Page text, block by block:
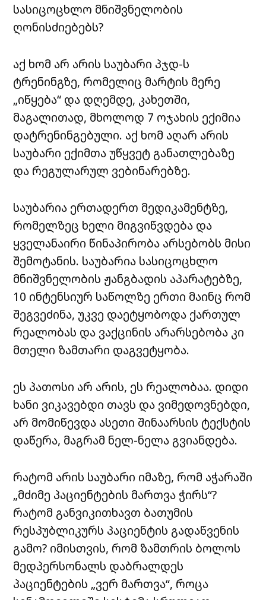
სასიცოცხლო მნიშვნელობის
ღონისძიებებს?
აქ ხომ არ არის საუბარი პჯდ-ს
ტრენინგზე, რომელიც მარტის მერე
„იწყება“ და დღემდე, კახეთში,
მაგალითად, მხოლოდ 7 ოჯახის ექიმია
დატრენინგებული. აქ ხომ აღარ არის
საუბარი ექიმთა უწყვეტ განათლებაზე
და რეგულარულ ვებინარებზე.
საუბარია ერთადერთ მედიკამენტზე,
რომელზეც ხელი მიგვიწვდება და
ყველანაირი წინაპირობა არსებობს მისი
შემოტანის. საუბარია სასიცოცხლო
მნიშვნელობის ჟანგბადის აპარატებზე,
10 ინტენსიურ საწოლზე ერთი მაინც რომ
შეგვეძინა, უკვე დაეტყობოდა ქართულ
რეალობას და ვაქცინის არარსებობა კი
მთელი ზამთარი დაგვეტყობა.
ეს პათოსი არ არის, ეს რეალობაა. დიდი
ხანი ვიკავებდი თავს და ვიმედოვნებდი,
არ მომიწევდა ასეთი შინაარსის ტექსტის
დაწერა, მაგრამ ნელ-ნელა გვიანდება.
რატომ არის საუბარი იმაზე, რომ აჭარაში
„მძიმე პაციენტების მართვა ჭირს“?
რატომ განვიკითხავთ ბათუმის
რესპუბლიკურს პაციენტის გადაწვენის
გამო? იმისთვის, რომ ზამთრის ბოლოს
მედპერსონალს დაბრალდეს
პაციენტების „ვერ მართვა“, როცა